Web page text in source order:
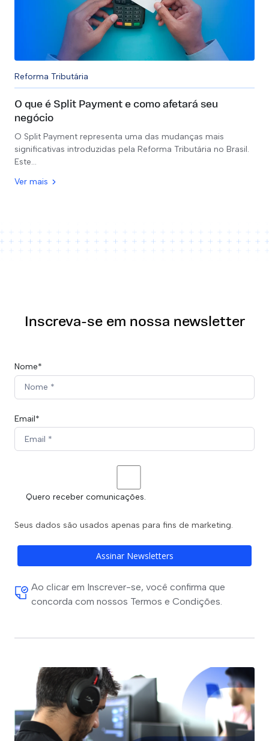
Equiparação Hospitalar - IRPJ/CSLL
Revisão da Base de INSS
FAP - Fator Acidentário de Prevenção
Reforma Tributária
O que é Split Payment e como afetará seu
negócio
O Split Payment representa uma das mudanças mais
significativas introduzidas pela Reforma Tributária no Brasil.
Este…
Ver mais
Inscreva-se em nossa newsletter
Nome*
Email*
Quero receber comunicações.
Seus dados são usados apenas para fins de marketing.
Assinar Newsletters
Ao clicar em Inscrever-se, você confirma que
concorda com nossos Termos e Condições.